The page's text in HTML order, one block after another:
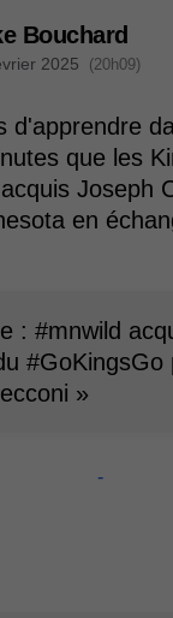
Bouchard
2025 (20h09)
d'apprendre
que les
Joseph
en
: #mnwild
#GoKingsGo
»
-